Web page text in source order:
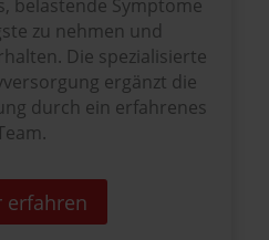
belastende Symptome
zu nehmen und
Die spezialisierte
ergänzt die
durch ein erfahrenes
erfahren